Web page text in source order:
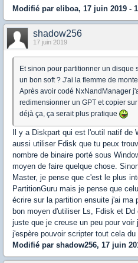
Modifié par eliboa, 17 juin 2019 -
shadow256
17 juin 2019
Et sinon pour partitionner un disque
un bon soft ? J'ai la flemme de
Après avoir codé NxNandManager
redimensionner un GPT et copier
déjà ça, ça serait plus pratique
Il y a Diskpart qui est l'outil natif de
aussi utiliser Fdisk que tu peux
nombre de binaire porté sous
moyen de faire quelque chose.
Master, je pense que c'est le plus
PartitionGuru mais je pense que
écrire sur la partition ensuite j'ai ma
bon moyen d'utiliser Ls, Fdisk et
juste que je creuse un peu pour voir
j'espère pouvoir scripter tout cela
Modifié par shadow256, 17 juin